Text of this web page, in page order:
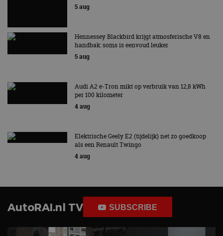
5 aug
Hennessey Blackbird krijgt atmosferische V8 en
handbak: soms is eenvoud leuker
5 aug
Audi A2 e-Tron mikt op verbruik van 12,8 kWh
per 100 kilometer
4 aug
Elektrische Geely E2 (tijdelijk) net zo goedkoop
als een Renault Twingo
4 aug
AutoRAI.nl TV SUBSCRIBE